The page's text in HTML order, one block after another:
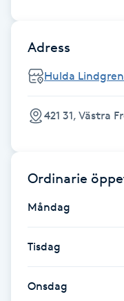
Fillers
Fotsvamp
Fransar
Fransborttagning
Fransfärgning
Fransförlängning
Adress
Hulda
421 31, Västra
Ordinarie
Måndag
Tisdag
Onsdag